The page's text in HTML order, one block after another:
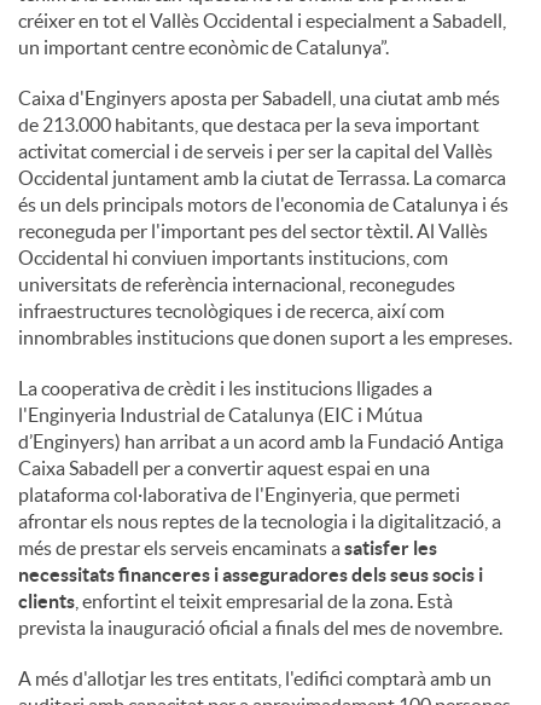
créixer en tot el Vallès Occidental i especialment a Sabadell,
un important centre econòmic de Catalunya”.
Caixa d'Enginyers aposta per Sabadell, una ciutat amb més
de 213.000 habitants, que destaca per la seva important
activitat comercial i de serveis i per ser la capital del Vallès
Occidental juntament amb la ciutat de Terrassa. La comarca
és un dels principals motors de l'economia de Catalunya i és
reconeguda per l'important pes del sector tèxtil. Al Vallès
Occidental hi conviuen importants institucions, com
universitats de referència internacional, reconegudes
infraestructures tecnològiques i de recerca, així com
innombrables institucions que donen suport a les empreses.
La cooperativa de crèdit i les institucions lligades a
l'Enginyeria Industrial de Catalunya (EIC i Mútua
d’Enginyers) han arribat a un acord amb la Fundació Antiga
Caixa Sabadell per a convertir aquest espai en una
plataforma col·laborativa de l'Enginyeria, que permeti
afrontar els nous reptes de la tecnologia i la digitalització, a
més de prestar els serveis encaminats asatisfer les
necessitats financeres i asseguradores dels seus socis i
clients , enfortint el teixit empresarial de la zona. Està
prevista la inauguració oficial a finals del mes de novembre.
A més d'allotjar les tres entitats, l'edifici comptarà amb un